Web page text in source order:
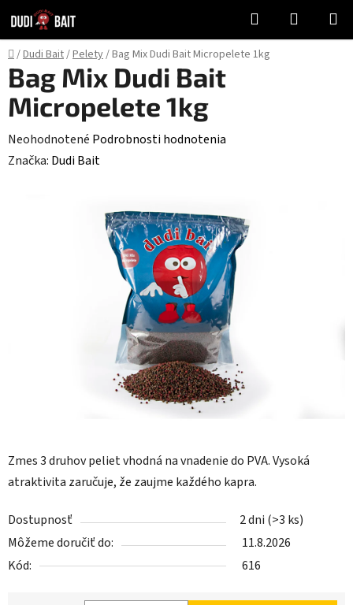
na
obsah
Hľadať
KOŠÍK
Domov
/Dudi Bait/Pelety/Bag Mix Dudi Bait Micropelete 1kg
Zmes 3 druhov peliet vhodná na vnadenie do PVA. Vysoká
atraktivita zaručuje, že zaujme každého kapra.
Dostupnosť 2 dni (>3 ks)
Môžeme doručiť do:
11.8.2026
Kód:
616
Bag Mix Dudi Bait
Micropelete 1kg
Priemerné
hodnotenie
Neohodnotené Podrobnosti hodnotenia
Značka: Dudi Bait